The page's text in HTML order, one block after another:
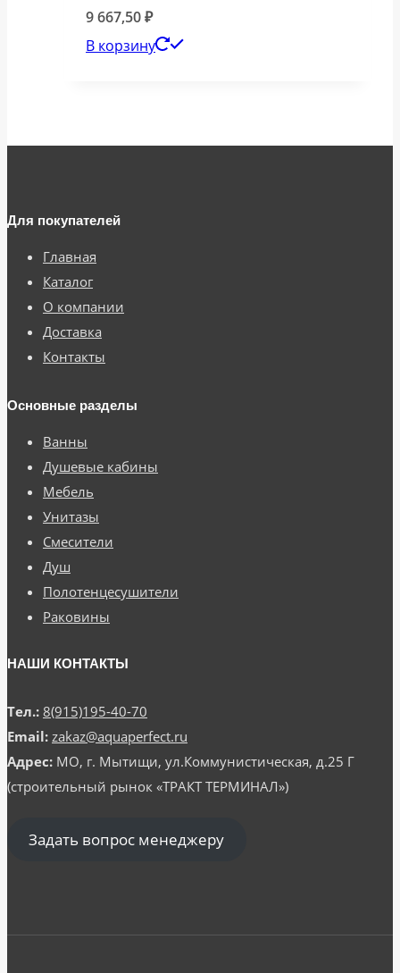
9 667,50₽
В корзину
Для покупателей
Главная
Каталог
О компании
Доставка
Контакты
Основные разделы
Ванны
Душевые кабины
Мебель
Унитазы
Смесители
Душ
Полотенцесушители
Раковины
НАШИ КОНТАКТЫ
Тел.: 8(915)195-40-70
Email: zakaz@aquaperfect.ru
Адрес: МО, г. Мытищи, ул.Коммунистическая, д.25 Г
(строительный рынок «ТРАКТ ТЕРМИНАЛ»)
Задать вопрос менеджеру